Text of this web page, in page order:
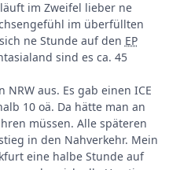
im Zweifel lieber ne
im überfüllten
ne Stunde auf den EP
sind es ca. 45
aus. Es gab einen ICE
10 oä. Da hätte man an
müssen. Alle späteren
in den Nahverkehr. Mein
eine halbe Stunde auf